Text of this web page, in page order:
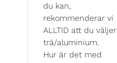
du kan,
rekommenderar vi
ALLTID att du väljer
trä/aluminium.
Hur är det med